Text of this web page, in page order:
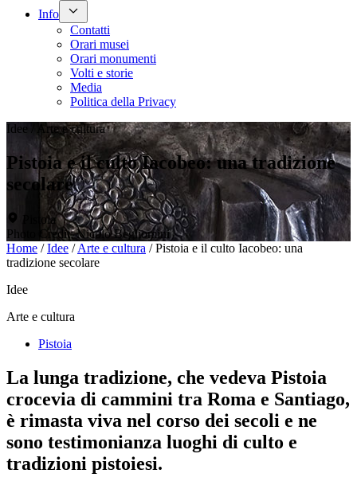
Info
Contatti
Orari musei
Orari monumenti
Volti e storie
Media
Politica della Privacy
Idee
Arte e cultura
Pistoia e il culto Iacobeo: una tradizione
secolare
Pistoia
Photo Credit: Nicolò Begliomini
Home /Idee /Arte e cultura /Pistoia e il culto Iacobeo: una
tradizione secolare
Idee
Arte e cultura
Pistoia
La lunga tradizione, che vedeva Pistoia
crocevia di cammini tra Roma e Santiago,
è rimasta viva nel corso dei secoli e ne
sono testimonianza luoghi di culto e
tradizioni pistoiesi.